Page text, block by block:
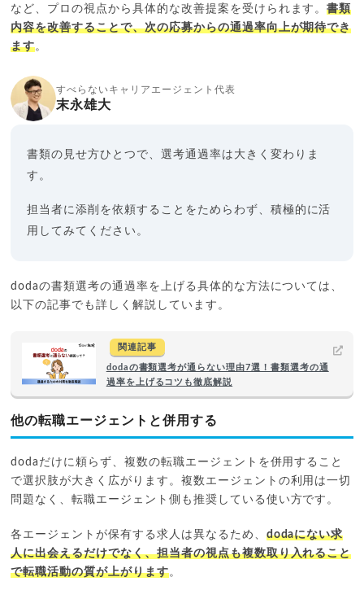
など、プロの視点から具体的な改善提案を受けられます。書類
内容を改善することで、次の応募からの通過率向上が期待でき
ます。
すべらないキャリアエージェント代表
末永雄大
書類の見せ方ひとつで、選考通過率は大きく変わりま
す。
担当者に添削を依頼することをためらわず、積極的に活
用してみてください。
dodaの書類選考の通過率を上げる具体的な方法については、
以下の記事でも詳しく解説しています。
関連記事
dodaの書類選考が通らない理由7選！書類選考の通
過率を上げるコツも徹底解説
他の転職エージェントと併用する
dodaだけに頼らず、複数の転職エージェントを併用すること
で選択肢が大きく広がります。複数エージェントの利用は一切
問題なく、転職エージェント側も推奨している使い方です。
各エージェントが保有する求人は異なるため、 dodaにない求
人に出会えるだけでなく、担当者の視点も複数取り入れること
で転職活動の質が上がります。